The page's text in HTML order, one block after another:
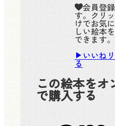
会員登
す。クリ
けでお気
しい絵本
できます。
いいね
る
この絵本をオ
で購入する